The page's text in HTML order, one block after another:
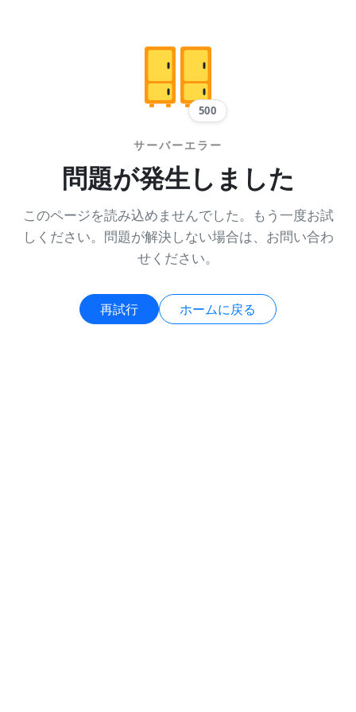
500
サーバーエラー
問題が発生しました
このページを読み込めませんでした。もう一度お試
しください。問題が解決しない場合は、お問い合わ
せください。
再試行 ホームに戻る